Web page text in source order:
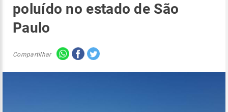
poluído no estado de São
Paulo
Compartilhar